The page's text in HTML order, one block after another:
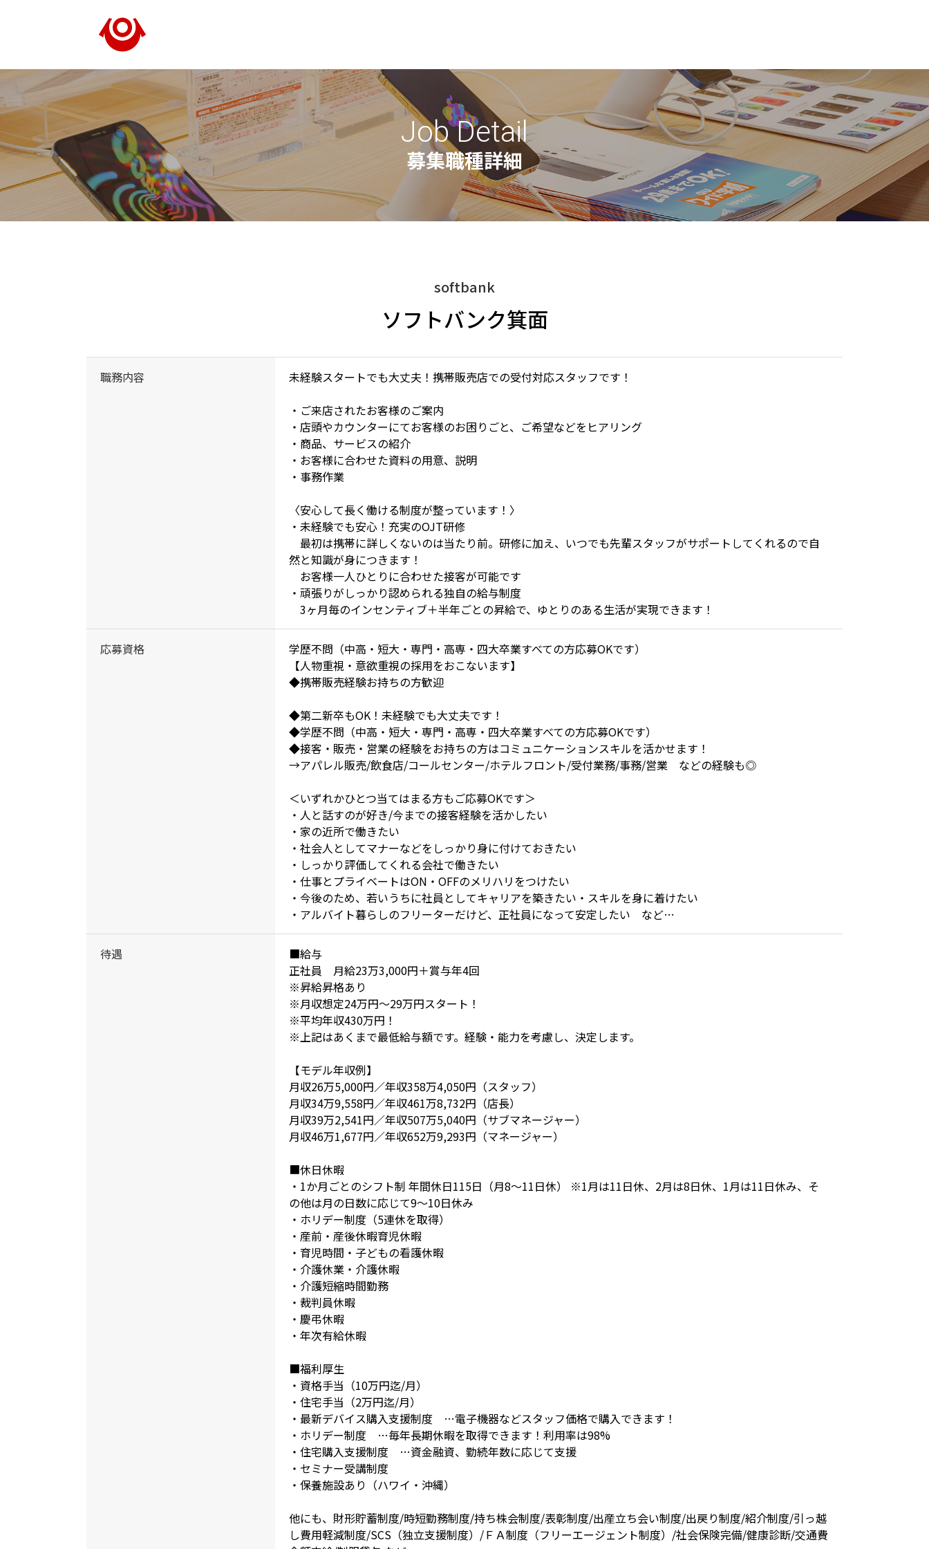
softbank
ソフトバンク箕面
職務内容
未経験スタートでも大丈夫！携帯販売店での受付対応スタッフです！
・ご来店されたお客様のご案内
・店頭やカウンターにてお客様のお困りごと、ご希望などをヒアリング
・商品、サービスの紹介
・お客様に合わせた資料の用意、説明
・事務作業
〈安心して長く働ける制度が整っています！〉
・未経験でも安心！充実のOJT研修
最初は携帯に詳しくないのは当たり前。研修に加え、いつでも先輩スタッフがサポートしてくれるので自
然と知識が身につきます！
お客様一人ひとりに合わせた接客が可能です
・頑張りがしっかり認められる独自の給与制度
3ヶ月毎のインセンティブ＋半年ごとの昇給で、ゆとりのある生活が実現できます！
応募資格
学歴不問（中高・短大・専門・高専・四大卒業すべての方応募OKです）
【人物重視・意欲重視の採用をおこないます】
◆携帯販売経験お持ちの方歓迎
◆第二新卒もOK！未経験でも大丈夫です！
◆学歴不問（中高・短大・専門・高専・四大卒業すべての方応募OKです）
◆接客・販売・営業の経験をお持ちの方はコミュニケーションスキルを活かせます！
→アパレル販売/飲食店/コールセンター/ホテルフロント/受付業務/事務/営業 などの経験も◎
＜いずれかひとつ当てはまる方もご応募OKです＞
・人と話すのが好き/今までの接客経験を活かしたい
・家の近所で働きたい
・社会人としてマナーなどをしっかり身に付けておきたい
・しっかり評価してくれる会社で働きたい
・仕事とプライベートはON・OFFのメリハリをつけたい
・今後のため、若いうちに社員としてキャリアを築きたい・スキルを身に着けたい
・アルバイト暮らしのフリーターだけど、正社員になって安定したい など…
待遇
■給与
正社員 月給23万3,000円＋賞与年4回
※昇給昇格あり
※月収想定24万円～29万円スタート！
※平均年収430万円！
※上記はあくまで最低給与額です。経験・能力を考慮し、決定します。
【モデル年収例】
月収26万5,000円／年収358万4,050円（スタッフ）
月収34万9,558円／年収461万8,732円（店長）
月収39万2,541円／年収507万5,040円（サブマネージャー）
月収46万1,677円／年収652万9,293円（マネージャー）
■休日休暇
・1か月ごとのシフト制 年間休日115日（月8～11日休） ※1月は11日休、2月は8日休、1月は11日休み、そ
の他は月の日数に応じて9～10日休み
・ホリデー制度（5連休を取得）
・産前・産後休暇育児休暇
・育児時間・子どもの看護休暇
・介護休業・介護休暇
・介護短縮時間勤務
・裁判員休暇
・慶弔休暇
・年次有給休暇
■福利厚生
・資格手当（10万円迄/月）
・住宅手当（2万円迄/月）
・最新デバイス購入支援制度 …電子機器などスタッフ価格で購入できます！
・ホリデー制度 …毎年長期休暇を取得できます！利用率は98%
・住宅購入支援制度 …資金融資、勤続年数に応じて支援
・セミナー受講制度
・保養施設あり（ハワイ・沖縄）
他にも、財形貯蓄制度/時短勤務制度/持ち株会制度/表彰制度/出産立ち会い制度/出戻り制度/紹介制度/引っ越
し費用軽減制度/SCS（独立支援制度）/ＦＡ制度（フリーエージェント制度）/社会保険完備/健康診断/交通費